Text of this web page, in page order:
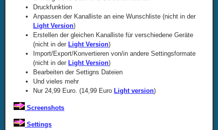
Druckfunktion
Anpassen der Kanalliste an eine Wunschliste (nicht in der
Light Version)
Erstellen der gleichen Kanalliste für verschiedene Geräte
(nicht in der Light Version)
Import/Export/Konvertieren von/in andere Settingsformate
(nicht in der Light Version)
Bearbeiten der Settigns Dateien
Und vieles mehr
Nur 24,99 Euro. (14,99 Euro Light version)
Screenshots
Settings